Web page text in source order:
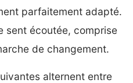
parfaitement adapté.
sent écoutée, comprise
de changement.
alternent entre